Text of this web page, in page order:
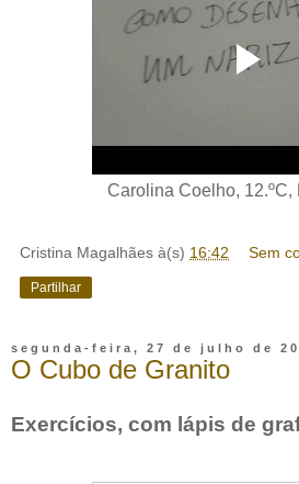
Carolina Coelho, 12.ºC,
Cristina Magalhães à(s) 16:42 Sem
Partilhar
segunda-feira, 27 de julho de
O Cubo de Granito
Exercícios, com lápis de